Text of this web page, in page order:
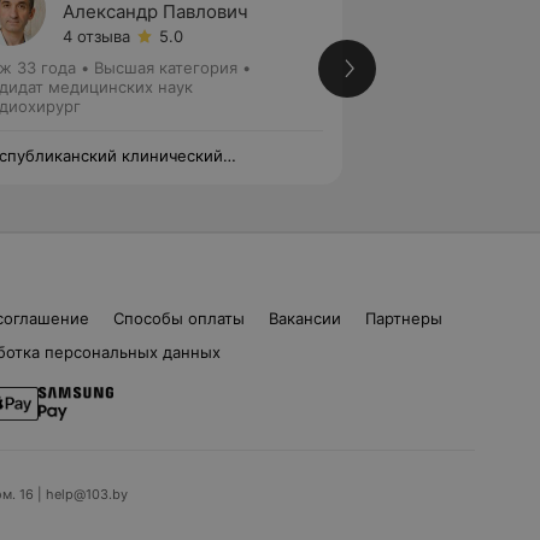
Александр Павлович
4 отзыва
5.0
33 года • Высшая категория •
медицинских наук
клинический
Способы оплаты Вакансии
Партнеры
персональных данных
16 | help@103.by